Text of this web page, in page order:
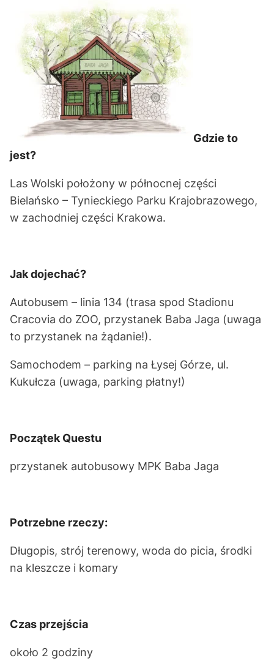
Gdzie to
jest?
Las Wolski położony w północnej części
Bielańsko – Tynieckiego Parku Krajobrazowego,
w zachodniej części Krakowa.
Jak dojechać?
Autobusem – linia 134 (trasa spod Stadionu
Cracovia do ZOO, przystanek Baba Jaga (uwaga
to przystanek na żądanie!).
Samochodem – parking na Łysej Górze, ul.
Kukułcza (uwaga, parking płatny!)
Początek Questu
przystanek autobusowy MPK Baba Jaga
Potrzebne rzeczy:
Długopis, strój terenowy, woda do picia, środki
na kleszcze i komary
Czas przejścia
około 2 godziny